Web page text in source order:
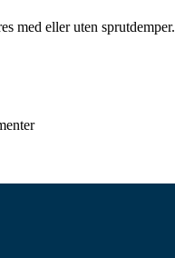
med eller uten sprutdemper.